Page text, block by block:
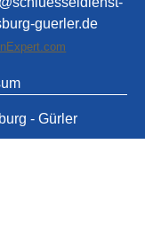
guerler.de
- Gürler